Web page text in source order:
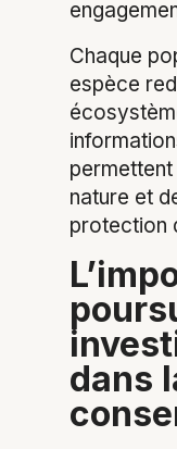
Chaque
espèce
nature et
protection
dans